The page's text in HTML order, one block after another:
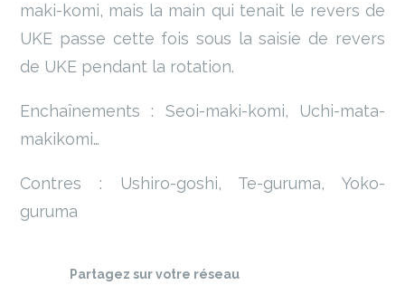
maki-komi, mais la main qui tenait le revers de
UKE passe cette fois sous la saisie de revers
de UKE pendant la rotation.
Enchaînements : Seoi-maki-komi, Uchi-mata-
makikomi…
Contres : Ushiro-goshi, Te-guruma, Yoko-
guruma
Partagez sur votre réseau